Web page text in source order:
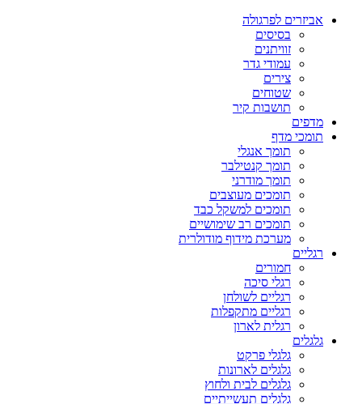
אביזרים לפרגולה
בסיסים
זוויתנים
עמודי גדר
צירים
שטוחים
תושבות קיר
מדפים
תומכי מדף
תומך אנגלי
תומך קנטילבר
תומך מודרני
תומכים מעוצבים
תומכים למשקל כבד
תומכים רב שימושיים
מערכת מידוף מודולרית
רגליים
חמורים
רגלי סיכה
רגליים לשולחן
רגליים מתקפלות
רגלית לארון
גלגלים
גלגלי פרקט
גלגלים לארונות
גלגלים לבית ולחוץ
גלגלים תעשייתיים